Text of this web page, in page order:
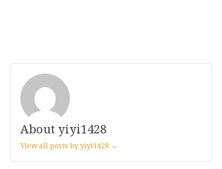
About yiyi1428
View all posts by yiyi1428 →